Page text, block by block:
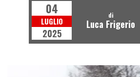
04
LUGLIO
2025
di
Luca Frigerio